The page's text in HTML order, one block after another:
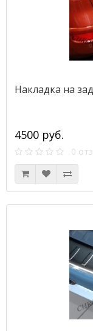
Накладка на
4500 руб.
0